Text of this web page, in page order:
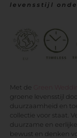
levensstijl
Met de
groene levensstijl
duurzaamheid en
collectie voor staat.
duurzame en
bewust en denken